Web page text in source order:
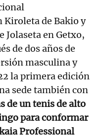
Kiroleta de Bakio y
en Getxo,
de dos años de
masculina y
la primera edición
sede también con
de un tenis de alto
para conformar
Professional